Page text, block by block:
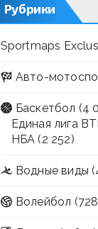
Рубрики
Sportmaps
Авто-
Баскетбол (4
Единая лига
НБА (2 252)
Водные виды
Волейбол